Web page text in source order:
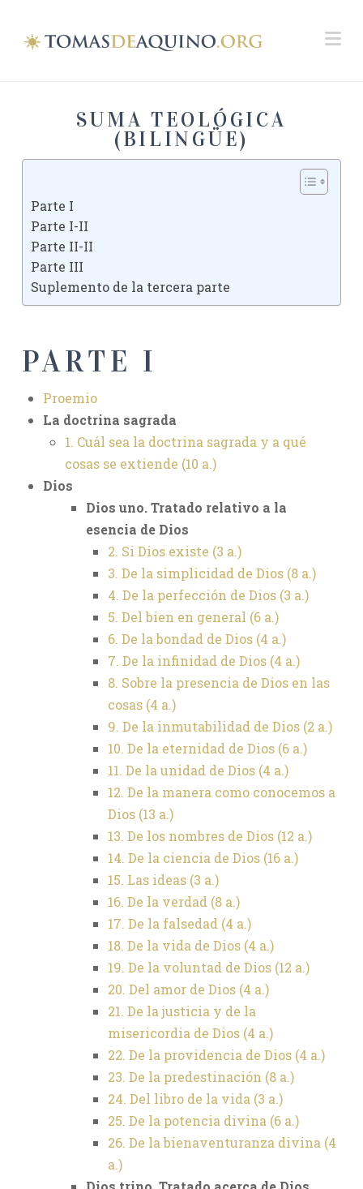
SUMA TEOLÓGICA
(BILINGÜE)
Parte I
Parte I-II
Parte II-II
Parte III
Suplemento de la tercera parte
PARTE I
Proemio
La doctrina sagrada
1. Cuál sea la doctrina sagrada y a qué
cosas se extiende (10 a.)
Dios
Dios uno. Tratado relativo a la
esencia de Dios
2. Si Dios existe (3 a.)
3. De la simplicidad de Dios (8 a.)
4. De la perfección de Dios (3 a.)
5. Del bien en general (6 a.)
6. De la bondad de Dios (4 a.)
7. De la infinidad de Dios (4 a.)
8. Sobre la presencia de Dios en las
cosas (4 a.)
9. De la inmutabilidad de Dios (2 a.)
10. De la eternidad de Dios (6 a.)
11. De la unidad de Dios (4 a.)
12. De la manera como conocemos a
Dios (13 a.)
13. De los nombres de Dios (12 a.)
14. De la ciencia de Dios (16 a.)
15. Las ideas (3 a.)
16. De la verdad (8 a.)
17. De la falsedad (4 a.)
18. De la vida de Dios (4 a.)
19. De la voluntad de Dios (12 a.)
20. Del amor de Dios (4 a.)
21. De la justicia y de la
misericordia de Dios (4 a.)
22. De la providencia de Dios (4 a.)
23. De la predestinación (8 a.)
24. Del libro de la vida (3 a.)
25. De la potencia divina (6 a.)
26. De la bienaventuranza divina (4
a.)